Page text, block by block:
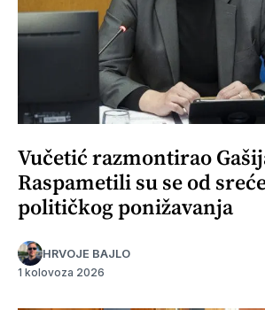
Vučetić razmontirao
Raspametili su se od
političkog ponižavanja
HRVOJE BAJLO
1 kolovoza 2026